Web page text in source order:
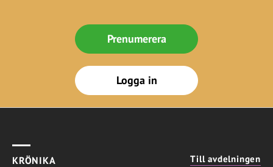
Prenumerera
Logga in
KRÖNIKA Till avdelningen